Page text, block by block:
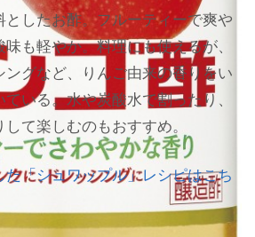
としたお酢。フルーティーで爽
も軽やか。料理にも使えるが、
ングなど、りんご由来の香りをい
いる。水や炭酸水で割ったり、
て楽しむのもおすすめ。
「シュワップル」レシピはこち